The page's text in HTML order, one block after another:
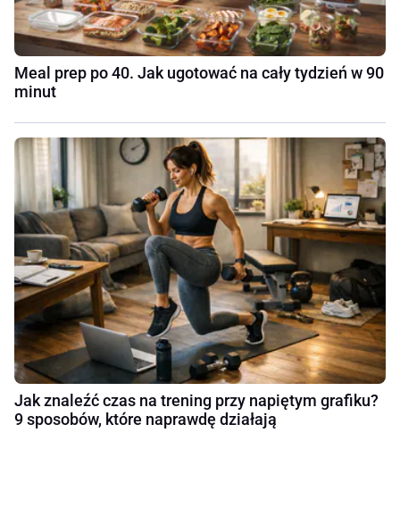
Meal prep po 40. Jak ugotować na cały tydzień w 90
minut
Jak znaleźć czas na trening przy napiętym grafiku?
9 sposobów, które naprawdę działają